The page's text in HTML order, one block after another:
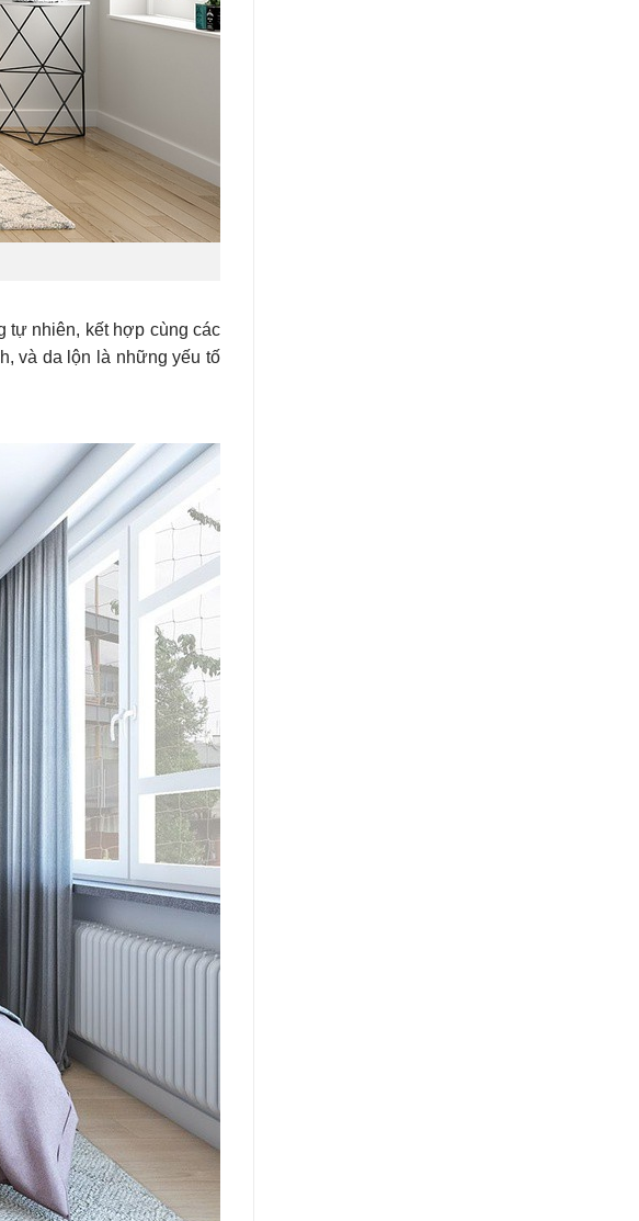
tự nhiên, kết hợp cùng các
và da lộn là những yếu tố